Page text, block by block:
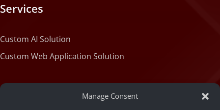
Manage Consent
Services
Custom AI Solution
Custom Web Application Solution